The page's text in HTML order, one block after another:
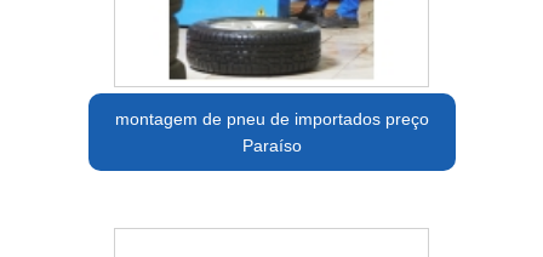
montagem de pneu de importados preço
Paraíso